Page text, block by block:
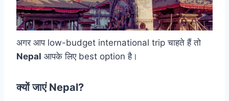
अगर आप low-budget international trip चाहते हैं तो
Nepal आपके लिए best option है।
क्यों जाएं Nepal?